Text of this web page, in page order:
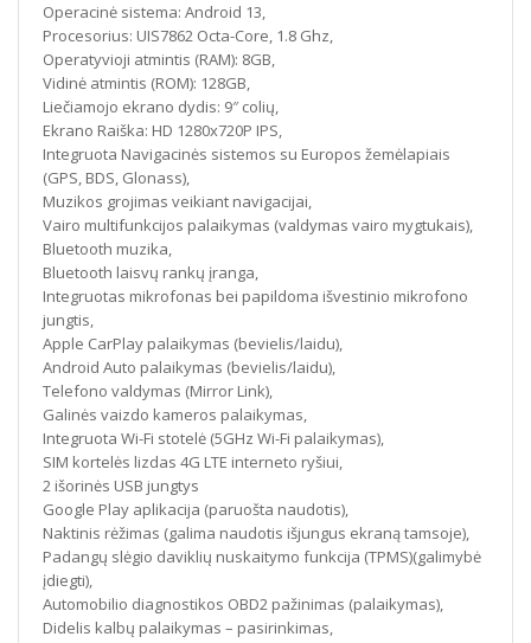
Operacinė sistema: Android 13,
Procesorius: UIS7862 Octa-Core, 1.8 Ghz,
Operatyvioji atmintis (RAM): 8GB,
Vidinė atmintis (ROM): 128GB,
Liečiamojo ekrano dydis: 9″ colių,
Ekrano Raiška: HD 1280x720P IPS,
Integruota Navigacinės sistemos su Europos žemėlapiais
(GPS, BDS, Glonass),
Muzikos grojimas veikiant navigacijai,
Vairo multifunkcijos palaikymas (valdymas vairo mygtukais),
Bluetooth muzika,
Bluetooth laisvų rankų įranga,
Integruotas mikrofonas bei papildoma išvestinio mikrofono
jungtis,
Apple CarPlay palaikymas (bevielis/laidu),
Android Auto palaikymas (bevielis/laidu),
Telefono valdymas (Mirror Link),
Galinės vaizdo kameros palaikymas,
Integruota Wi-Fi stotelė (5GHz Wi-Fi palaikymas),
SIM kortelės lizdas 4G LTE interneto ryšiui,
2 išorinės USB jungtys
Google Play aplikacija (paruošta naudotis),
Naktinis rėžimas (galima naudotis išjungus ekraną tamsoje),
Padangų slėgio daviklių nuskaitymo funkcija (TPMS)(galimybė
įdiegti),
Automobilio diagnostikos OBD2 pažinimas (palaikymas),
Didelis kalbų palaikymas – pasirinkimas,